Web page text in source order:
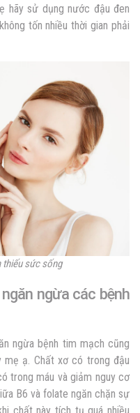
hãy sử dụng nước đậu đen
tốn nhiều thời gian phải
thiếu sức sống
ngừa các bệnh
ngừa bệnh tim mạch cũng
mẹ ạ. Chất xơ có trong đậu
trong máu và giảm nguy cơ
B6 và folate ngăn chặn sự